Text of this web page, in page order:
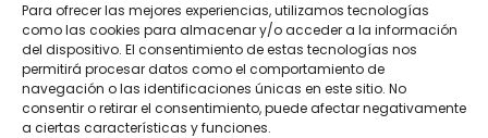
Para ofrecer las mejores experiencias, utilizamos tecnologías
como las cookies para almacenar y/o acceder a la información
del dispositivo. El consentimiento de estas tecnologías nos
permitirá procesar datos como el comportamiento de
navegación o las identificaciones únicas en este sitio. No
consentir o retirar el consentimiento, puede afectar negativamente
a ciertas características y funciones.
PLANIFICACI
ÓN